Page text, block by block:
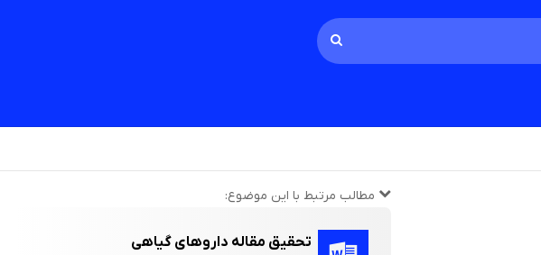
مطالب مرتبط با این موضوع:
تحقیق مقاله داروهای گیاهی